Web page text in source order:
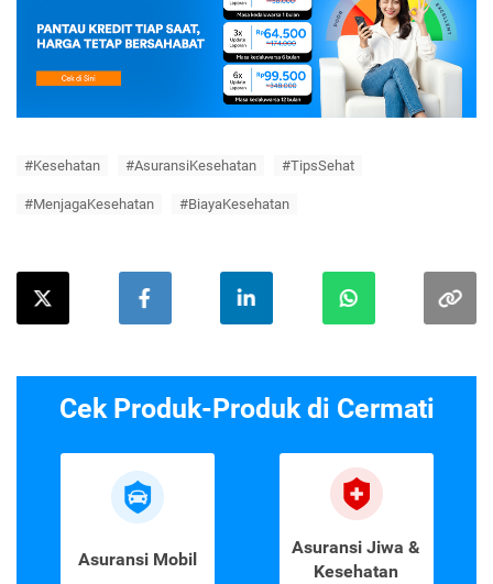
#Kesehatan #AsuransiKesehatan #TipsSehat
#MenjagaKesehatan #BiayaKesehatan
Cek Produk-Produk di Cermati
Asuransi Mobil
Asuransi Jiwa &
Kesehatan